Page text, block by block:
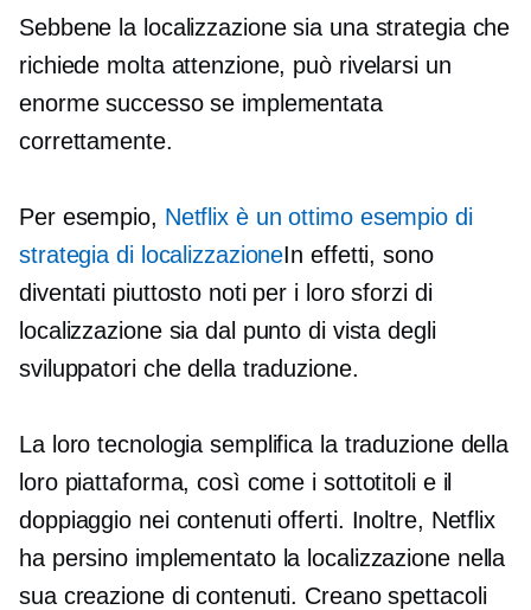
Sebbene la localizzazione sia una strategia che
richiede molta attenzione, può rivelarsi un
enorme successo se implementata
correttamente.
Per esempio, Netflix è un ottimo esempio di
strategia di localizzazioneIn effetti, sono
diventati piuttosto noti per i loro sforzi di
localizzazione sia dal punto di vista degli
sviluppatori che della traduzione.
La loro tecnologia semplifica la traduzione della
loro piattaforma, così come i sottotitoli e il
doppiaggio nei contenuti offerti. Inoltre, Netflix
ha persino implementato la localizzazione nella
sua creazione di contenuti. Creano spettacoli